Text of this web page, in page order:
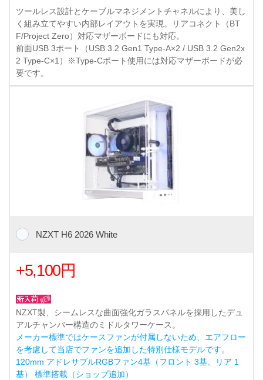
ツールレス設計とケーブルマネジメントチャネルにより、美し
く組み立てやすい内部レイアウトを実現。リアコネクト（BT
F/Project Zero）対応マザーボードにも対応。
前面USB 3ポート（USB 3.2 Gen1 Type-A×2 / USB 3.2 Gen2x
2 Type-C×1）※Type-Cポート使用には対応マザーボードが必
要です。
NZXT H6 2026 White
+5,100円
NZXT製、シームレスな曲面強化ガラスパネルを採用したデュ
アルチャンバー構造のミドルタワーケース。
メーカー標準ではケースファンが付属しないため、エアフロー
を考慮して当店でファンを追加した特別仕様モデルです。
120mm アドレサブルRGBファン4基（フロント 3基、リア 1
基） 標準搭載（ショップ追加）